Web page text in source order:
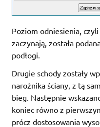
Poziom odniesienia,
zaczynają, została
podłogi.
Drugie schody zostały
narożnika ściany, z tą
bieg. Następnie
koniec równo z
prócz dostosowania